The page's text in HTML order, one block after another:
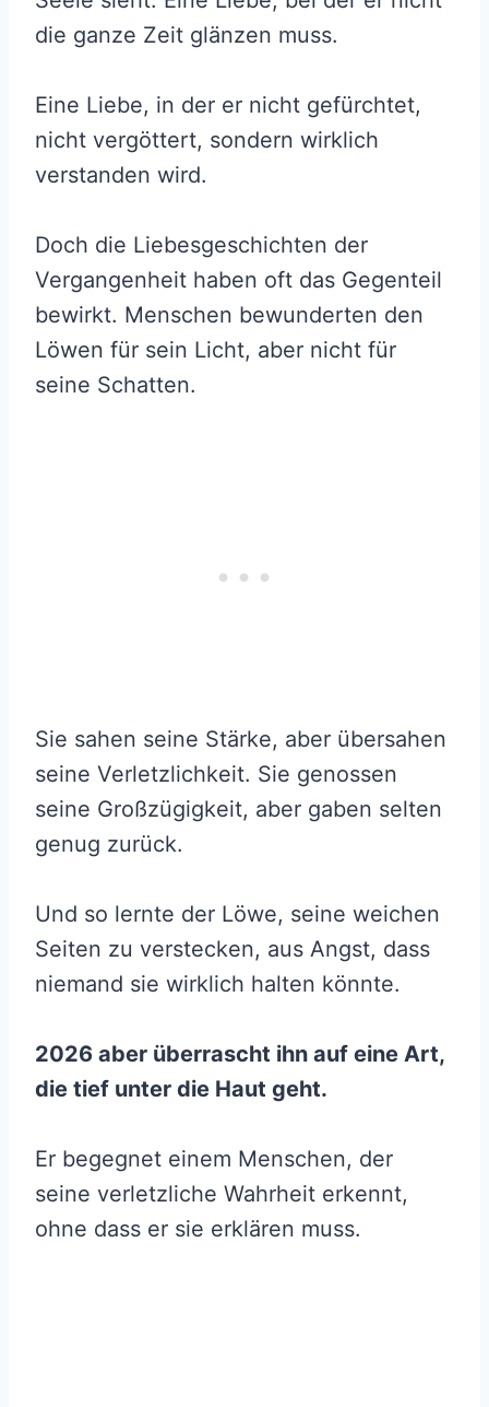
die ganze Zeit glänzen muss.
Eine Liebe, in der er nicht gefürchtet,
nicht vergöttert, sondern wirklich
verstanden wird.
Doch die Liebesgeschichten der
Vergangenheit haben oft das Gegenteil
bewirkt. Menschen bewunderten den
Löwen für sein Licht, aber nicht für
seine Schatten.
Sie sahen seine Stärke, aber übersahen
seine Verletzlichkeit. Sie genossen
seine Großzügigkeit, aber gaben selten
genug zurück.
Und so lernte der Löwe, seine weichen
Seiten zu verstecken, aus Angst, dass
niemand sie wirklich halten könnte.
2026 aber überrascht ihn auf eine Art,
die tief unter die Haut geht.
Er begegnet einem Menschen, der
seine verletzliche Wahrheit erkennt,
ohne dass er sie erklären muss.